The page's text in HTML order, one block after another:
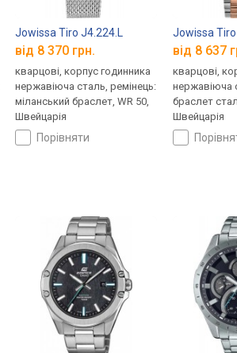
Jowissa Tiro J4.224.L
від 8 370 грн.
кварцові, корпус годинника
нержавіюча сталь, ремінець:
міланський браслет, WR 50,
Швейцарія
порівняти
Jowissa
від 8 637
кварцові,
нержавіюча
браслет
Швейцарія